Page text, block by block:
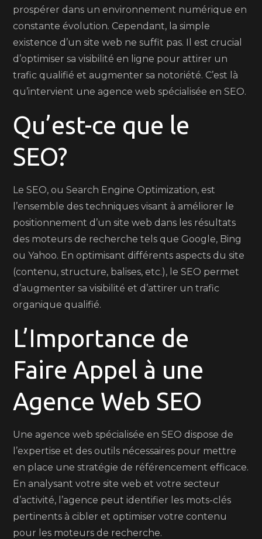
prospérer dans un environnement numérique en
constante évolution. Cependant, la simple
existence d’un site web ne suffit pas. Il est crucial
d’optimiser sa visibilité en ligne pour attirer un
trafic qualifié et augmenter sa notoriété. C’est là
qu’intervient une agence web spécialisée en SEO.
Qu’est-ce que le
SEO?
Le SEO, ou Search Engine Optimization, est
l’ensemble des techniques visant à améliorer le
positionnement d’un site web dans les résultats
des moteurs de recherche tels que Google, Bing
ou Yahoo. En optimisant différents aspects du site
(contenu, structure, balises, etc.), le SEO permet
d’augmenter sa visibilité et d’attirer un trafic
organique qualifié.
L’Importance de
Faire Appel à une
Agence Web SEO
Une agence web spécialisée en SEO dispose de
l’expertise et des outils nécessaires pour mettre
en place une stratégie de référencement efficace.
En analysant votre site web et votre secteur
d’activité, l’agence peut identifier les mots-clés
pertinents à cibler et optimiser votre contenu
pour les moteurs de recherche.